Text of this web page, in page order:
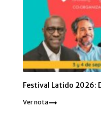
Festival Latido 2026:
Ver nota